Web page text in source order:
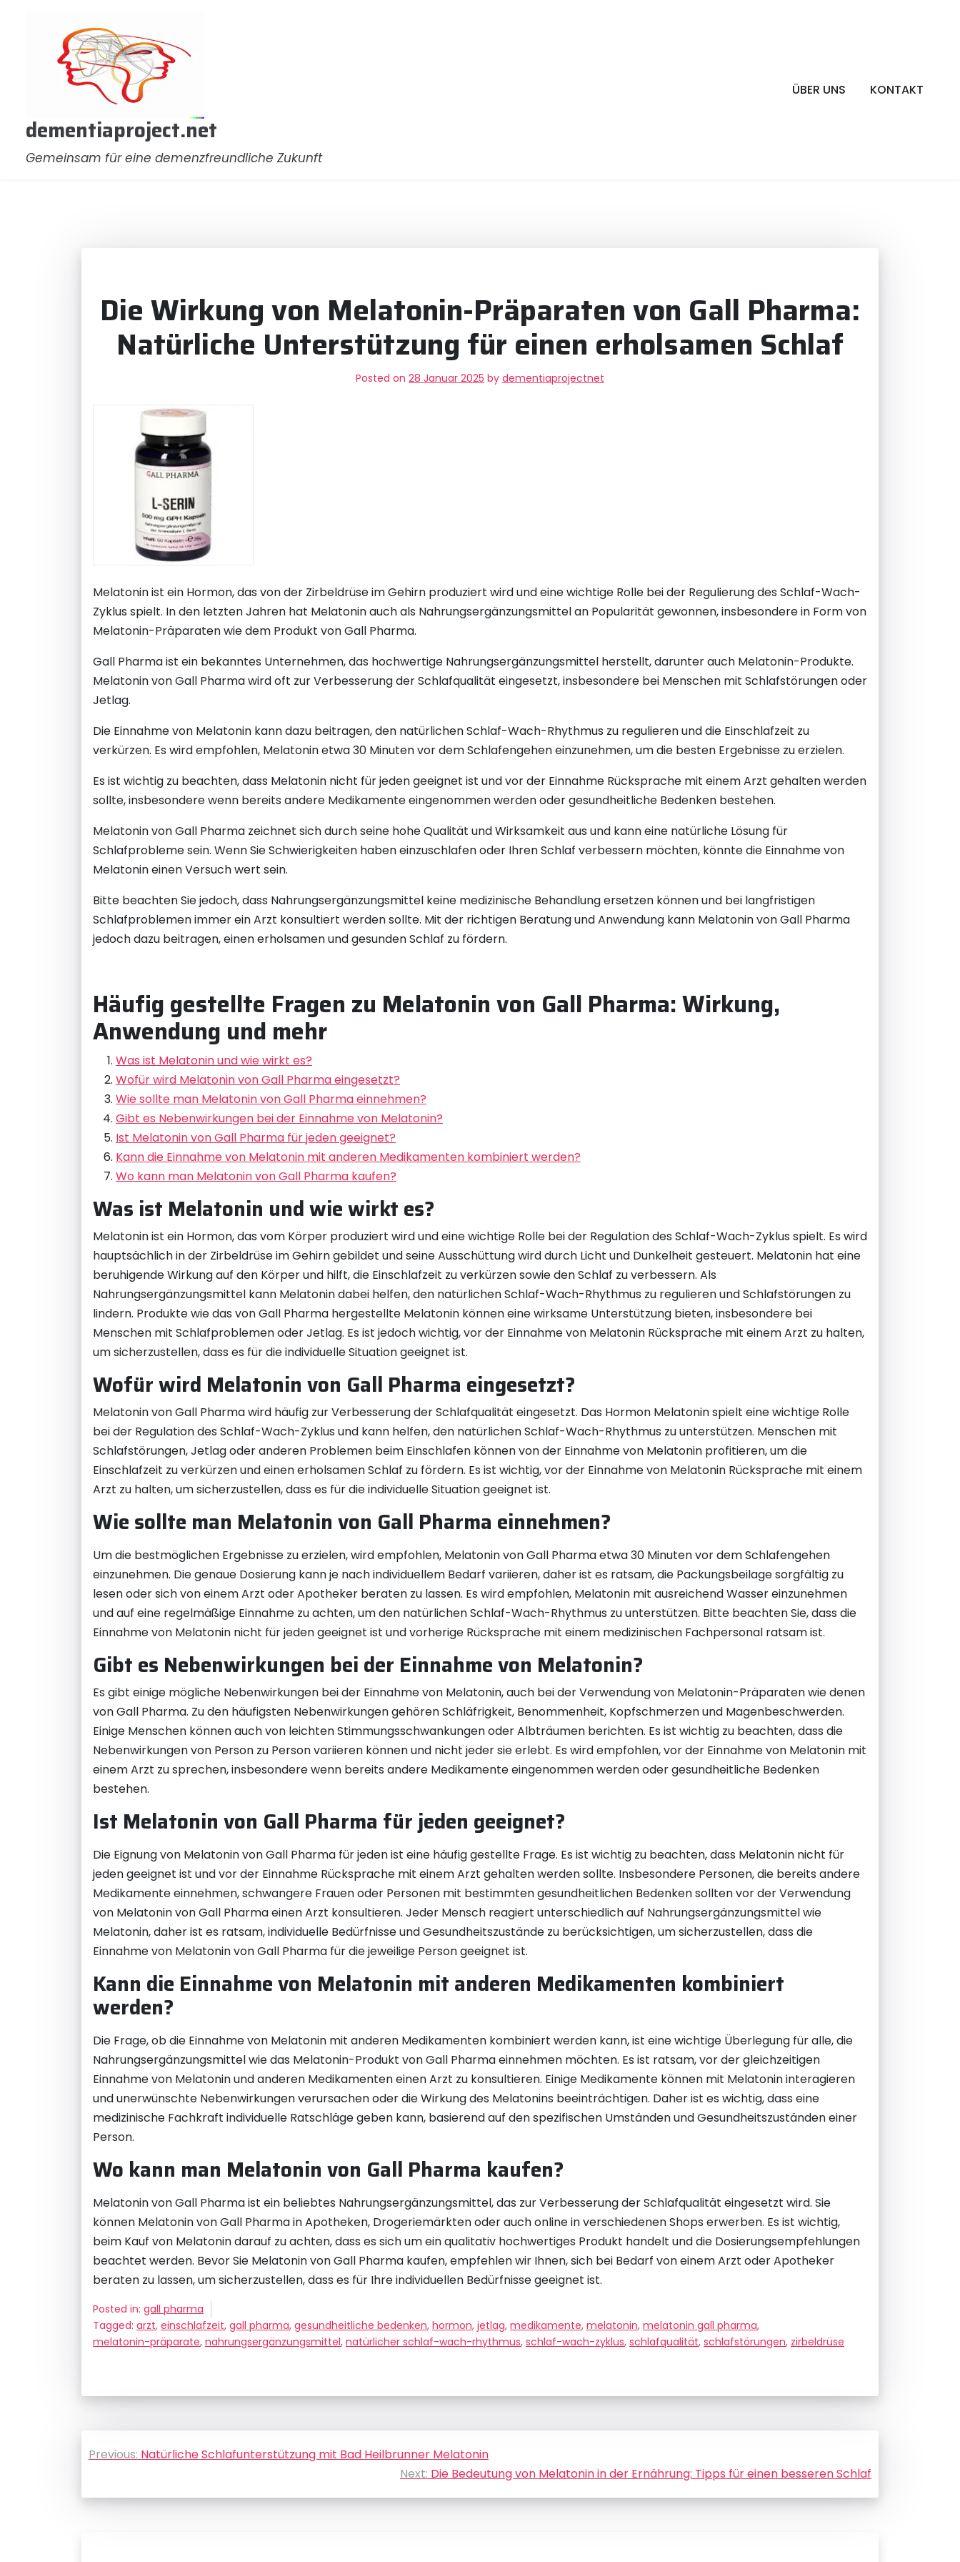
dementiaproject.net
Gemeinsam für eine demenzfreundliche Zukunft
ÜBER UNS KONTAKT
Die Wirkung von Melatonin-Präparaten von Gall Pharma:
Natürliche Unterstützung für einen erholsamen Schlaf
Posted on 28 Januar 2025 by dementiaprojectnet
Melatonin ist ein Hormon, das von der Zirbeldrüse im Gehirn produziert wird und eine wichtige Rolle bei der Regulierung des Schlaf-Wach-
Zyklus spielt. In den letzten Jahren hat Melatonin auch als Nahrungsergänzungsmittel an Popularität gewonnen, insbesondere in Form von
Melatonin-Präparaten wie dem Produkt von Gall Pharma.
Gall Pharma ist ein bekanntes Unternehmen, das hochwertige Nahrungsergänzungsmittel herstellt, darunter auch Melatonin-Produkte.
Melatonin von Gall Pharma wird oft zur Verbesserung der Schlafqualität eingesetzt, insbesondere bei Menschen mit Schlafstörungen oder
Jetlag.
Die Einnahme von Melatonin kann dazu beitragen, den natürlichen Schlaf-Wach-Rhythmus zu regulieren und die Einschlafzeit zu
verkürzen. Es wird empfohlen, Melatonin etwa 30 Minuten vor dem Schlafengehen einzunehmen, um die besten Ergebnisse zu erzielen.
Es ist wichtig zu beachten, dass Melatonin nicht für jeden geeignet ist und vor der Einnahme Rücksprache mit einem Arzt gehalten werden
sollte, insbesondere wenn bereits andere Medikamente eingenommen werden oder gesundheitliche Bedenken bestehen.
Melatonin von Gall Pharma zeichnet sich durch seine hohe Qualität und Wirksamkeit aus und kann eine natürliche Lösung für
Schlafprobleme sein. Wenn Sie Schwierigkeiten haben einzuschlafen oder Ihren Schlaf verbessern möchten, könnte die Einnahme von
Melatonin einen Versuch wert sein.
Bitte beachten Sie jedoch, dass Nahrungsergänzungsmittel keine medizinische Behandlung ersetzen können und bei langfristigen
Schlafproblemen immer ein Arzt konsultiert werden sollte. Mit der richtigen Beratung und Anwendung kann Melatonin von Gall Pharma
jedoch dazu beitragen, einen erholsamen und gesunden Schlaf zu fördern.
Häufig gestellte Fragen zu Melatonin von Gall Pharma: Wirkung,
Anwendung und mehr
Was ist Melatonin und wie wirkt es?
Wofür wird Melatonin von Gall Pharma eingesetzt?
Wie sollte man Melatonin von Gall Pharma einnehmen?
Gibt es Nebenwirkungen bei der Einnahme von Melatonin?
Ist Melatonin von Gall Pharma für jeden geeignet?
Kann die Einnahme von Melatonin mit anderen Medikamenten kombiniert werden?
Wo kann man Melatonin von Gall Pharma kaufen?
Was ist Melatonin und wie wirkt es?
Melatonin ist ein Hormon, das vom Körper produziert wird und eine wichtige Rolle bei der Regulation des Schlaf-Wach-Zyklus spielt. Es wird
hauptsächlich in der Zirbeldrüse im Gehirn gebildet und seine Ausschüttung wird durch Licht und Dunkelheit gesteuert. Melatonin hat eine
beruhigende Wirkung auf den Körper und hilft, die Einschlafzeit zu verkürzen sowie den Schlaf zu verbessern. Als
Nahrungsergänzungsmittel kann Melatonin dabei helfen, den natürlichen Schlaf-Wach-Rhythmus zu regulieren und Schlafstörungen zu
lindern. Produkte wie das von Gall Pharma hergestellte Melatonin können eine wirksame Unterstützung bieten, insbesondere bei
Menschen mit Schlafproblemen oder Jetlag. Es ist jedoch wichtig, vor der Einnahme von Melatonin Rücksprache mit einem Arzt zu halten,
um sicherzustellen, dass es für die individuelle Situation geeignet ist.
Wofür wird Melatonin von Gall Pharma eingesetzt?
Melatonin von Gall Pharma wird häufig zur Verbesserung der Schlafqualität eingesetzt. Das Hormon Melatonin spielt eine wichtige Rolle
bei der Regulation des Schlaf-Wach-Zyklus und kann helfen, den natürlichen Schlaf-Wach-Rhythmus zu unterstützen. Menschen mit
Schlafstörungen, Jetlag oder anderen Problemen beim Einschlafen können von der Einnahme von Melatonin profitieren, um die
Einschlafzeit zu verkürzen und einen erholsamen Schlaf zu fördern. Es ist wichtig, vor der Einnahme von Melatonin Rücksprache mit einem
Arzt zu halten, um sicherzustellen, dass es für die individuelle Situation geeignet ist.
Wie sollte man Melatonin von Gall Pharma einnehmen?
Um die bestmöglichen Ergebnisse zu erzielen, wird empfohlen, Melatonin von Gall Pharma etwa 30 Minuten vor dem Schlafengehen
einzunehmen. Die genaue Dosierung kann je nach individuellem Bedarf variieren, daher ist es ratsam, die Packungsbeilage sorgfältig zu
lesen oder sich von einem Arzt oder Apotheker beraten zu lassen. Es wird empfohlen, Melatonin mit ausreichend Wasser einzunehmen
und auf eine regelmäßige Einnahme zu achten, um den natürlichen Schlaf-Wach-Rhythmus zu unterstützen. Bitte beachten Sie, dass die
Einnahme von Melatonin nicht für jeden geeignet ist und vorherige Rücksprache mit einem medizinischen Fachpersonal ratsam ist.
Gibt es Nebenwirkungen bei der Einnahme von Melatonin?
Es gibt einige mögliche Nebenwirkungen bei der Einnahme von Melatonin, auch bei der Verwendung von Melatonin-Präparaten wie denen
von Gall Pharma. Zu den häufigsten Nebenwirkungen gehören Schläfrigkeit, Benommenheit, Kopfschmerzen und Magenbeschwerden.
Einige Menschen können auch von leichten Stimmungsschwankungen oder Albträumen berichten. Es ist wichtig zu beachten, dass die
Nebenwirkungen von Person zu Person variieren können und nicht jeder sie erlebt. Es wird empfohlen, vor der Einnahme von Melatonin mit
einem Arzt zu sprechen, insbesondere wenn bereits andere Medikamente eingenommen werden oder gesundheitliche Bedenken
bestehen.
Ist Melatonin von Gall Pharma für jeden geeignet?
Die Eignung von Melatonin von Gall Pharma für jeden ist eine häufig gestellte Frage. Es ist wichtig zu beachten, dass Melatonin nicht für
jeden geeignet ist und vor der Einnahme Rücksprache mit einem Arzt gehalten werden sollte. Insbesondere Personen, die bereits andere
Medikamente einnehmen, schwangere Frauen oder Personen mit bestimmten gesundheitlichen Bedenken sollten vor der Verwendung
von Melatonin von Gall Pharma einen Arzt konsultieren. Jeder Mensch reagiert unterschiedlich auf Nahrungsergänzungsmittel wie
Melatonin, daher ist es ratsam, individuelle Bedürfnisse und Gesundheitszustände zu berücksichtigen, um sicherzustellen, dass die
Einnahme von Melatonin von Gall Pharma für die jeweilige Person geeignet ist.
Kann die Einnahme von Melatonin mit anderen Medikamenten kombiniert
werden?
Die Frage, ob die Einnahme von Melatonin mit anderen Medikamenten kombiniert werden kann, ist eine wichtige Überlegung für alle, die
Nahrungsergänzungsmittel wie das Melatonin-Produkt von Gall Pharma einnehmen möchten. Es ist ratsam, vor der gleichzeitigen
Einnahme von Melatonin und anderen Medikamenten einen Arzt zu konsultieren. Einige Medikamente können mit Melatonin interagieren
und unerwünschte Nebenwirkungen verursachen oder die Wirkung des Melatonins beeinträchtigen. Daher ist es wichtig, dass eine
medizinische Fachkraft individuelle Ratschläge geben kann, basierend auf den spezifischen Umständen und Gesundheitszuständen einer
Person.
Wo kann man Melatonin von Gall Pharma kaufen?
Melatonin von Gall Pharma ist ein beliebtes Nahrungsergänzungsmittel, das zur Verbesserung der Schlafqualität eingesetzt wird. Sie
können Melatonin von Gall Pharma in Apotheken, Drogeriemärkten oder auch online in verschiedenen Shops erwerben. Es ist wichtig,
beim Kauf von Melatonin darauf zu achten, dass es sich um ein qualitativ hochwertiges Produkt handelt und die Dosierungsempfehlungen
beachtet werden. Bevor Sie Melatonin von Gall Pharma kaufen, empfehlen wir Ihnen, sich bei Bedarf von einem Arzt oder Apotheker
beraten zu lassen, um sicherzustellen, dass es für Ihre individuellen Bedürfnisse geeignet ist.
Posted in: gall pharma
Tagged: arzt, einschlafzeit, gall pharma, gesundheitliche bedenken, hormon, jetlag, medikamente, melatonin, melatonin gall pharma,
melatonin-präparate, nahrungsergänzungsmittel, natürlicher schlaf-wach-rhythmus, schlaf-wach-zyklus, schlafqualität, schlafstörungen, zirbeldrüse
Beitragsnavigation
Previous: Natürliche Schlafunterstützung mit Bad Heilbrunner Melatonin
Next: Die Bedeutung von Melatonin in der Ernährung: Tipps für einen besseren Schlaf